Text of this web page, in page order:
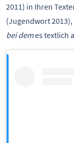
2011) in Ihren
(Jugendwort
bei demes textlich